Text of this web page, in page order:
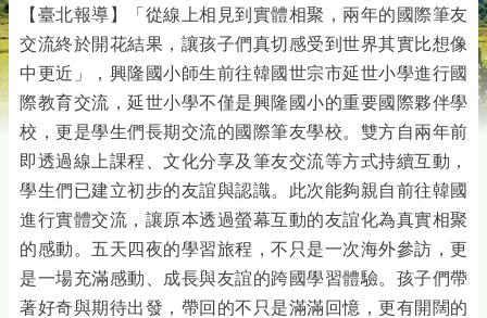
【臺北報導】「從線上相見到實體相聚，兩年的國際筆友
交流終於開花結果，讓孩子們真切感受到世界其實比想像
中更近」，興隆國小師生前往韓國世宗市延世小學進行國
際教育交流，延世小學不僅是興隆國小的重要國際夥伴學
校，更是學生們長期交流的國際筆友學校。雙方自兩年前
即透過線上課程、文化分享及筆友交流等方式持續互動，
學生們已建立初步的友誼與認識。此次能夠親自前往韓國
進行實體交流，讓原本透過螢幕互動的友誼化為真實相聚
的感動。五天四夜的學習旅程，不只是一次海外參訪，更
是一場充滿感動、成長與友誼的跨國學習體驗。孩子們帶
著好奇與期待出發，帶回的不只是滿滿回憶，更有開闊的